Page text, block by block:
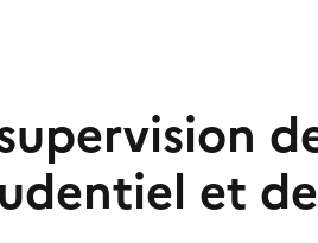
et